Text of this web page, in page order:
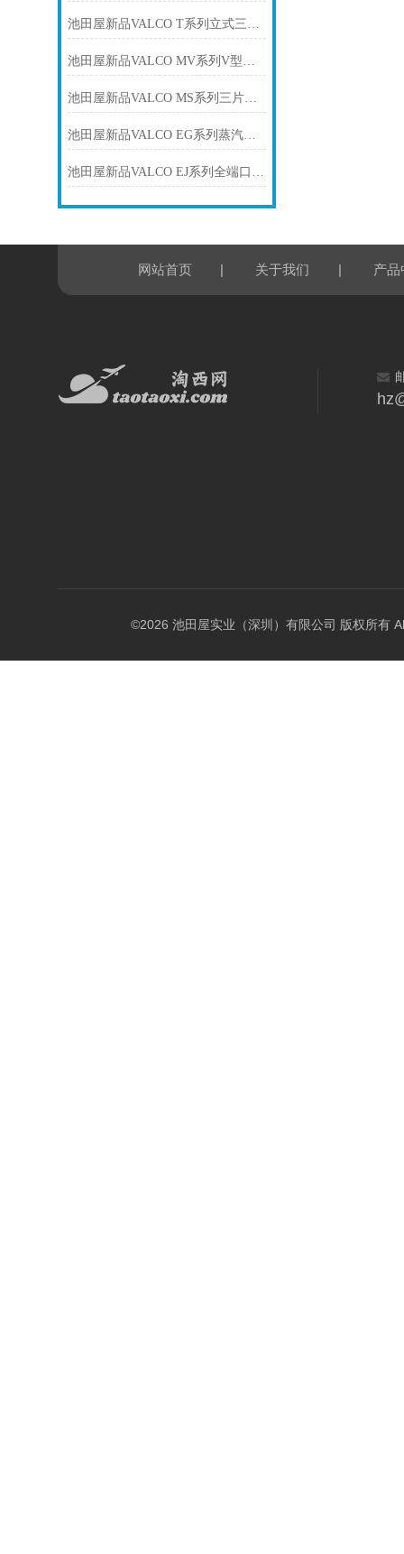
池田屋新品VALCO T系列立式三通球阀SPC-VAT-207正式发布
池田屋新品VALCO MV系列V型球阀MV-5UUP-015正式发布
池田屋新品VALCO MS系列三片式全端口螺纹球阀SPC-VAMS25C正式发布
池田屋新品VALCO EG系列蒸汽用螺纹球阀SPC-VAEG25C正式发布
池田屋新品VALCO EJ系列全端口螺纹球阀EJ905UUT-015正式发布
网站首页 | 关于我们 | 产品
©2026 池田屋实业（深圳）有限公司 版权所有